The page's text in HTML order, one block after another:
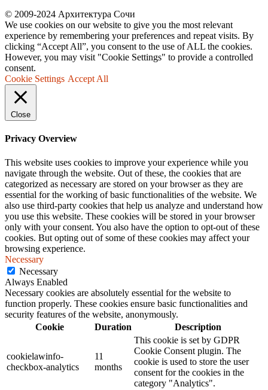
© 2009-2024 Архитектура Сочи
We use cookies on our website to give you the most relevant
experience by remembering your preferences and repeat visits. By
clicking “Accept All”, you consent to the use of ALL the cookies.
However, you may visit "Cookie Settings" to provide a controlled
consent.
Cookie Settings Accept All
Close
Privacy Overview
This website uses cookies to improve your experience while you
navigate through the website. Out of these, the cookies that are
categorized as necessary are stored on your browser as they are
essential for the working of basic functionalities of the website. We
also use third-party cookies that help us analyze and understand how
you use this website. These cookies will be stored in your browser
only with your consent. You also have the option to opt-out of these
cookies. But opting out of some of these cookies may affect your
browsing experience.
Necessary
Necessary
Always Enabled
Necessary cookies are absolutely essential for the website to
function properly. These cookies ensure basic functionalities and
security features of the website, anonymously.
Cookie
Duration Description
cookielawinfo-
checkbox-analytics
11
months
This cookie is set by GDPR
Cookie Consent plugin. The
cookie is used to store the user
consent for the cookies in the
category "Analytics".